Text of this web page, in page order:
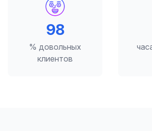
98
% довольных
клиентов